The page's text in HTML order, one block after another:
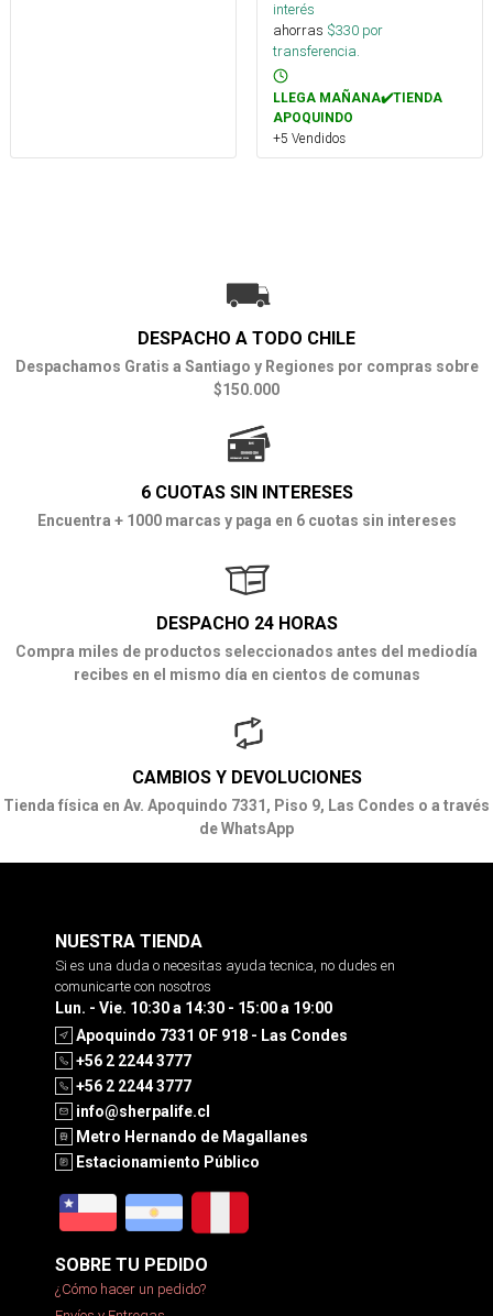
interés
ahorras $330 por
transferencia.
LLEGA MAÑANA✔️TIENDA
APOQUINDO
+5 Vendidos
DESPACHO A TODO CHILE
Despachamos Gratis a Santiago y Regiones por compras sobre
$150.000
6 CUOTAS SIN INTERESES
Encuentra + 1000 marcas y paga en 6 cuotas sin intereses
DESPACHO 24 HORAS
Compra miles de productos seleccionados antes del mediodía
recibes en el mismo día en cientos de comunas
CAMBIOS Y DEVOLUCIONES
Tienda física en Av. Apoquindo 7331, Piso 9, Las Condes o a través
de WhatsApp
NUESTRA TIENDA
Si es una duda o necesitas ayuda tecnica, no dudes en
comunicarte con nosotros
Lun. - Vie. 10:30 a 14:30 - 15:00 a 19:00
Apoquindo 7331 OF 918 - Las Condes
+56 2 2244 3777
+56 2 2244 3777
info@sherpalife.cl
Metro Hernando de Magallanes
Estacionamiento Público
SOBRE TU PEDIDO
¿Cómo hacer un pedido?